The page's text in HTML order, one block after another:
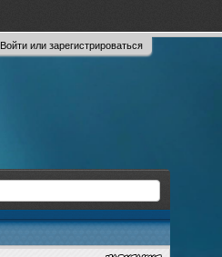
Войти или зарегистрироваться